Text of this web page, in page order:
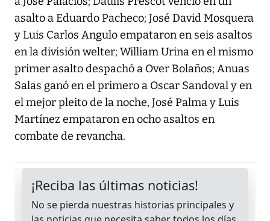
asalto a Eduardo Pacheco; José David Mosquera
y Luis Carlos Angulo empataron en seis asaltos
en la división welter; William Urina en el mismo
primer asalto despachó a Over Bolaños; Anuas
Salas ganó en el primero a Oscar Sandoval y en
el mejor pleito de la noche, José Palma y Luis
Martínez empataron en ocho asaltos en
combate de revancha.